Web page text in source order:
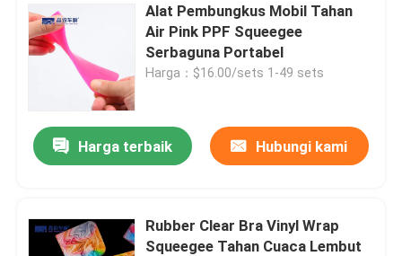
Alat Pembungkus Mobil Tahan
Air Pink PPF Squeegee
Serbaguna Portabel
Harga：$16.00/sets 1-49 sets
Harga terbaik Hubungi kami
Rubber Clear Bra Vinyl Wrap
Squeegee Tahan Cuaca Lembut